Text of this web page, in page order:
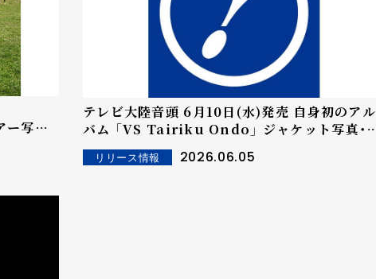
ー写公
テレビ大陸音頭 6月10日(水)発売 自身初のアル
バム 「VS Tairiku Ondo」 ジャケット写真・ト
ラックリストを公開！
リリース情報 2026.06.05